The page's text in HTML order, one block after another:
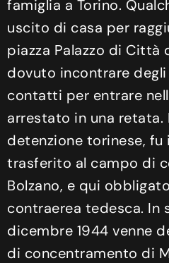
famiglia a Torino.
uscito di casa per
piazza Palazzo di Città
dovuto incontrare
contatti per entrare
arrestato in una retata.
detenzione torinese,
trasferito al campo di
Bolzano, e qui
contraerea tedesca. In
dicembre 1944 venne
di concentramento di